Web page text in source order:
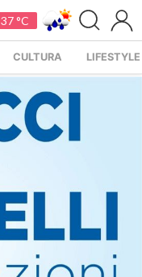
37 °C
CULTURA LIFESTYLE